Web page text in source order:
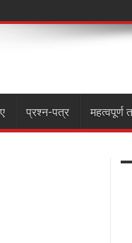
प्रश्न-पत्र महत्वपूर्ण